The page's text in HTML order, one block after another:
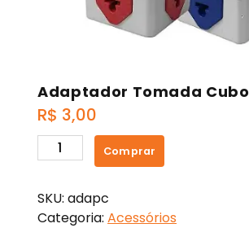
Adaptador Tomada Cubo
R$ 3,00
Adaptador
Tomada
quantidade
Comprar
SKU: adapc
Categoria: Acessórios